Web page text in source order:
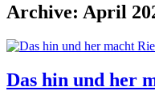
Archive: April
Das hin und her